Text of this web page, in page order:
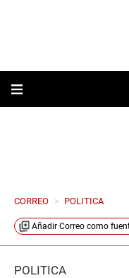
CORREO > POLITICA
Añadir Correo como
POLÍTICA